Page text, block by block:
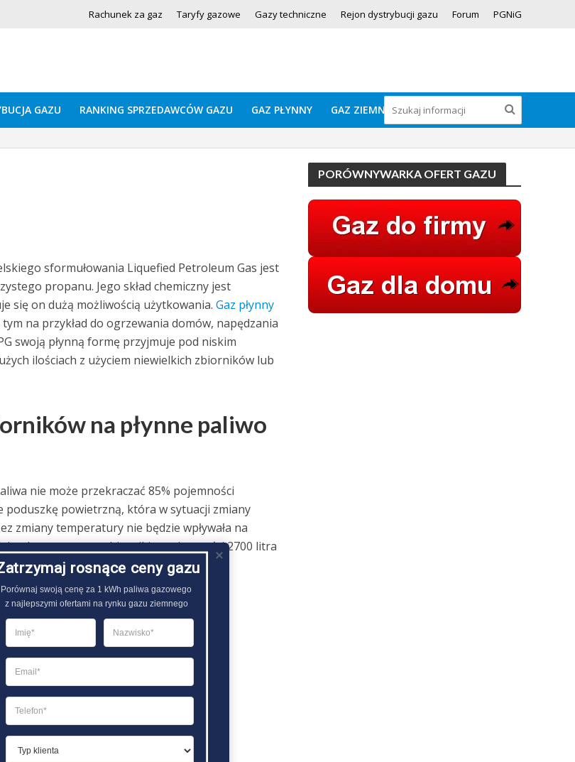
Rachunek za gaz Taryfy gazowe Gazy techniczne Rejon dystrybucji gazu Forum PGNiG
GAZU RANKING SPRZEDAWCÓW GAZU GAZ PŁYNNY GAZ ZIEMNY
sformułowania Liquefied Petroleum Gas jest
propanu. Jego skład chemiczny jest
się on dużą możliwością użytkowania. Gaz płynny
na przykład do ogrzewania domów, napędzania
swoją płynną formę przyjmuje pod niskim
ilościach z użyciem niewielkich zbiorników lub
na płynne paliwo
nie może przekraczać 85% pojemności
powietrzną, która w sytuacji zmiany
zmiany temperatury nie będzie wpływała na
wykorzystywane zbiorniki o pojemności 2700 litra
PORÓWNYWARKA OFERT GAZU
rosnące ceny gazu
Porównaj swoją cenę za 1 kWh paliwa gazowego
z najlepszymi ofertami na rynku gazu ziemnego